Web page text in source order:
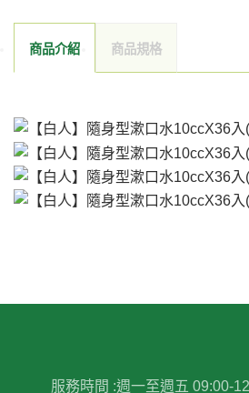
商品介紹 商品規格
服務時間 :週一至週五 09:00-